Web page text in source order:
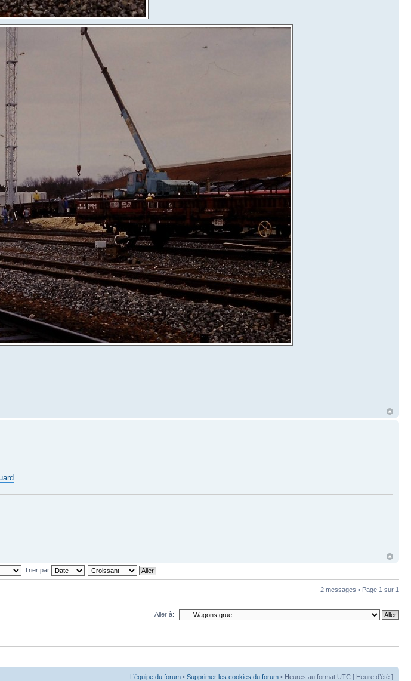
.
Trier par
2 messages • Page 1 sur 1
Aller à:
L’équipe du forum • Supprimer les cookies du forum • Heures au format UTC [ Heure d’été ]